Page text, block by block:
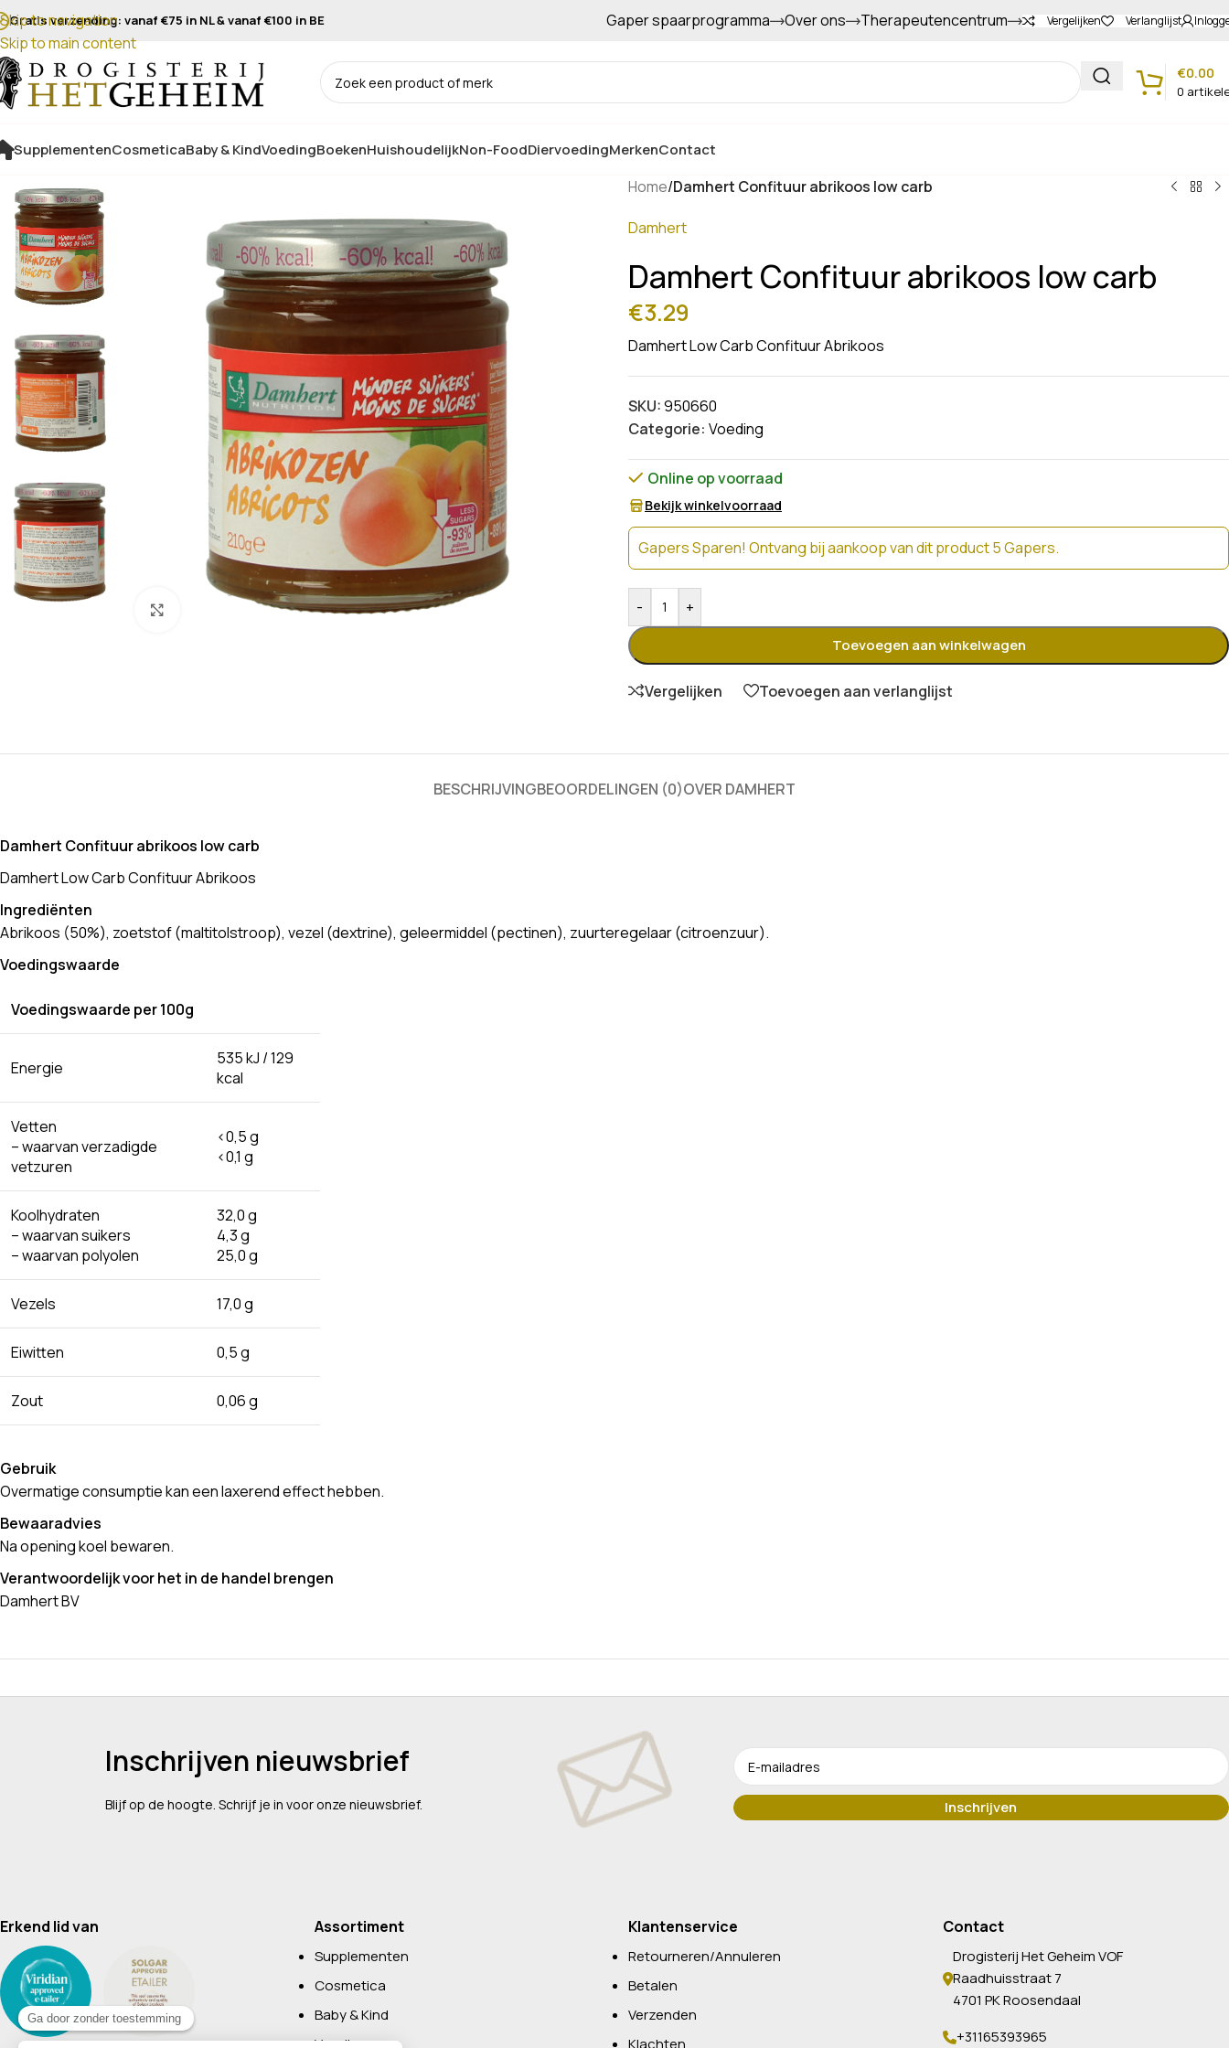
Skip to navigation
Skip to main content
Gratis verzending: vanaf €75 in NL & vanaf €100 in BE Gratis afhalen in de winkel Gapers sparen voor extra korting
Gaper spaarprogramma Over ons Therapeutencentrum Vergelijken Verlanglijst
0
€0.00
SupplementenCosmeticaBaby & KindVoedingBoekenHuishoudelijkNon-FoodDiervoedingMerkenContact
Klik om te vergroten
Home/Damhert Confituur abrikoos low carb
Damhert
Damhert Confituur abrikoos low carb
€3.29
Damhert Low Carb Confituur Abrikoos
SKU:950660
Categorie: Voeding
Online op voorraad
Bekijk winkelvoorraad
Gapers Sparen! Ontvang bij aankoop van dit product 5 Gapers.
- +
Toevoegen aan winkelwagen
Vergelijken Toevoegen aan verlanglijst
BESCHRIJVINGBEOORDELINGEN (0)OVER DAMHERT
Damhert Confituur abrikoos low carb
Damhert Low Carb Confituur Abrikoos
Ingrediënten
Abrikoos (50%), zoetstof (maltitolstroop), vezel (dextrine), geleermiddel (pectinen), zuurteregelaar (citroenzuur).
Voedingswaarde
Voedingswaarde per 100g
Energie
535 kJ / 129
kcal
Vetten
– waarvan verzadigde
vetzuren
<0,5 g
<0,1 g
Koolhydraten
– waarvan suikers
– waarvan polyolen
32,0 g
4,3 g
25,0 g
Vezels 17,0 g
Eiwitten 0,5 g
Zout 0,06 g
Gebruik
Overmatige consumptie kan een laxerend effect hebben.
Bewaaradvies
Na opening koel bewaren.
Verantwoordelijk voor het in de handel brengen
Damhert BV
Inschrijven nieuwsbrief
Blijf op de hoogte. Schrijf je in voor onze nieuwsbrief.
Erkend lid van Assortiment
Supplementen
Cosmetica
Baby & Kind
Voeding
Klantenservice
Retourneren/Annuleren
Betalen
Verzenden
Klachten
Contact
Drogisterij Het Geheim VOF
Raadhuisstraat 7
4701 PK Roosendaal
+31165393965